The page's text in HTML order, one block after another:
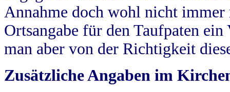
Annahme doch wohl nicht
Ortsangabe für den Taufpaten
man aber von der Richtigkeit
Zusätzliche Angaben im